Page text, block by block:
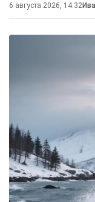
6 августа 2026, 14:32